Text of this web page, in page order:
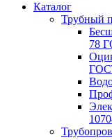
Каталог
Трубный
78